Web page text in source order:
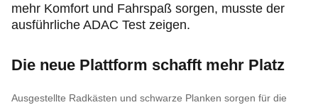
mehr Komfort und Fahrspaß sorgen, musste der
ausführliche ADAC Test zeigen.
Die neue Plattform schafft mehr Platz
Ausgestellte Radkästen und schwarze Planken sorgen für die